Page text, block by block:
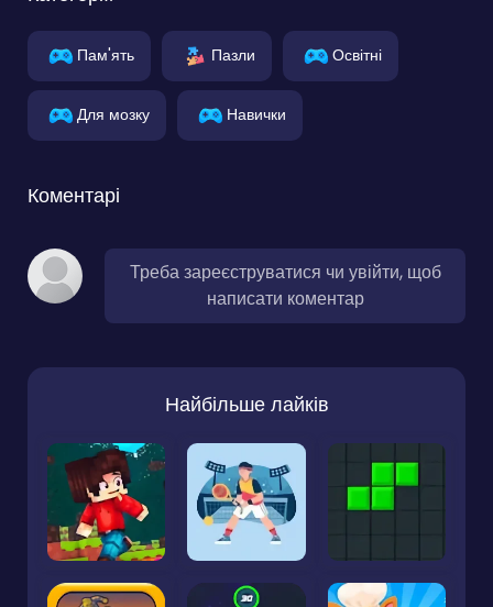
Пам'ять Пазли Освітні
Для мозку Навички
Коментарі
Треба зареєструватися чи увійти, щоб
написати коментар
Найбільше лайків